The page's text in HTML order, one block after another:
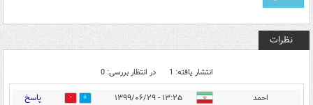
نظرات
انتشار یافته: 1 در انتظار بررسی: 0
احمد ۱۳:۲۵ - ۱۳۹۹/۰۶/۲۹ 0 پاسخ